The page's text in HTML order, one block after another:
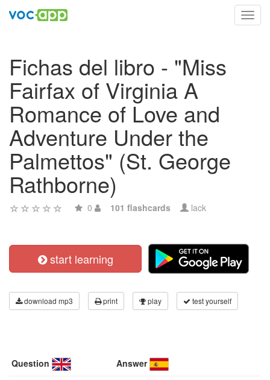
Fichas del libro - "Miss
Fairfax of Virginia A
Romance of Love and
Adventure Under the
Palmettos" (St. George
Rathborne)
0 101 flashcards lack
start learning
download mp3 print play test yourself
Question Answer